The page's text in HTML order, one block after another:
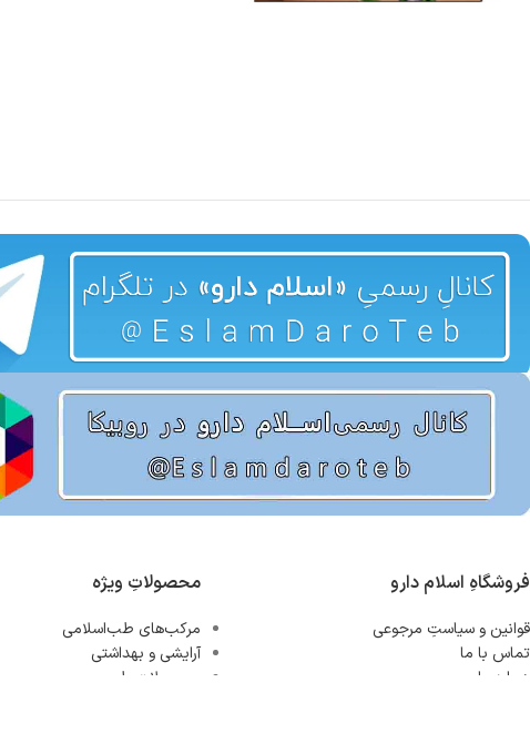
فروشگاهِ اسلام دارو
قوانین و سیاستِ مرجوعی
تماس با ما
درباره ما
محصولاتِ ویژه
مرکب‌های طب‌اسلامی
آرایشی و بهداشتی
محصولاتِ طبیعی